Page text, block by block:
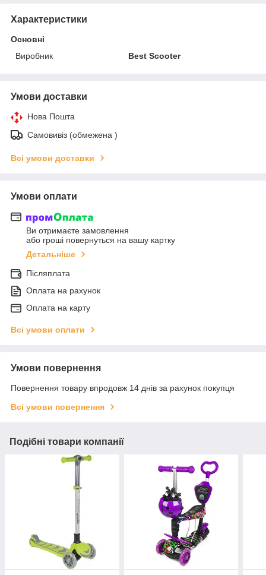
Характеристики
Основні
Виробник
Best Scooter
Умови доставки
Нова Пошта
Самовивіз (обмежена )
Всі умови доставки
Умови оплати
Ви отримаєте замовлення
або гроші повернуться на вашу картку
Детальніше
Післяплата
Оплата на рахунок
Оплата на карту
Всі умови оплати
Умови повернення
Повернення товару впродовж 14 днів за рахунок покупця
Всі умови повернення
Подібні товари компанії